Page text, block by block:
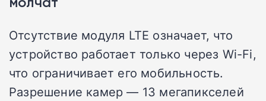
Отсутствие модуля LTE означает, что
устройство работает только через Wi-Fi,
что ограничивает его мобильность.
Разрешение камер — 13 мегапикселей